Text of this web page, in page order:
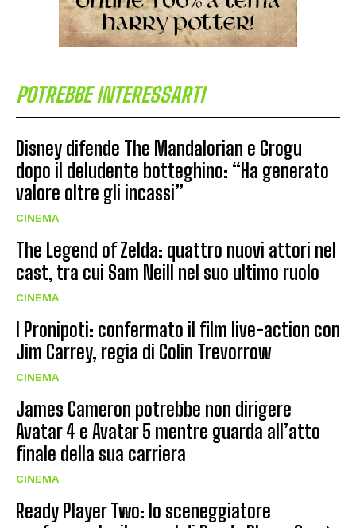
POTREBBE INTERESSARTI
Disney difende The Mandalorian e Grogu
dopo il deludente botteghino: “Ha generato
valore oltre gli incassi”
CINEMA
The Legend of Zelda: quattro nuovi attori nel
cast, tra cui Sam Neill nel suo ultimo ruolo
CINEMA
I Pronipoti: confermato il film live-action con
Jim Carrey, regia di Colin Trevorrow
CINEMA
James Cameron potrebbe non dirigere
Avatar 4 e Avatar 5 mentre guarda all’atto
finale della sua carriera
CINEMA
Ready Player Two: lo sceneggiatore